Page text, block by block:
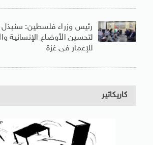
رئيس وزراء فلسطين:
لتحسين الأوضاع الإنسانية
للإعمار فى غزة
كاريكاتير